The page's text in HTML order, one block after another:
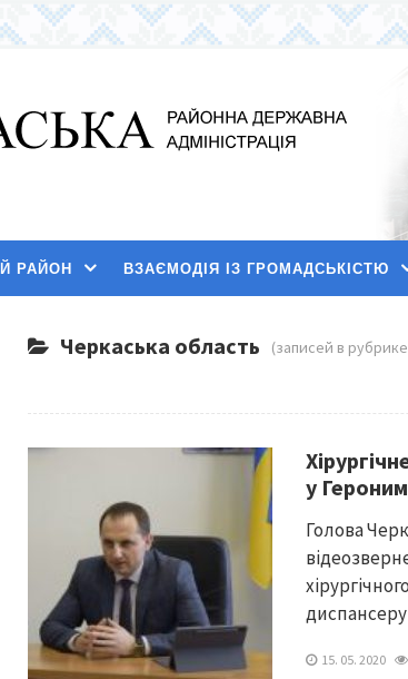
РАЙОН ВЗАЄМОДІЯ ІЗ ГРОМАДСЬКІСТЮ
Черкаська область (записей в
у
Голова
диспансеру
15. 05. 2020